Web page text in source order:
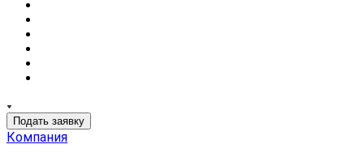
Подать заявку
Компания